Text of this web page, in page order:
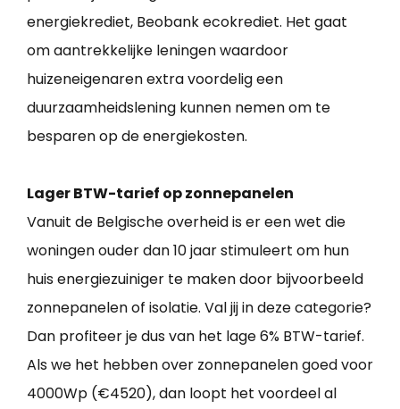
energiekrediet, Beobank ecokrediet. Het gaat
om aantrekkelijke leningen waardoor
huizeneigenaren extra voordelig een
duurzaamheidslening kunnen nemen om te
besparen op de energiekosten.
Lager BTW-tarief op zonnepanelen
Vanuit de Belgische overheid is er een wet die
woningen ouder dan 10 jaar stimuleert om hun
huis energiezuiniger te maken door bijvoorbeeld
zonnepanelen of isolatie. Val jij in deze categorie?
Dan profiteer je dus van het lage 6% BTW-tarief.
Als we het hebben over zonnepanelen goed voor
4000Wp (€4520), dan loopt het voordeel al